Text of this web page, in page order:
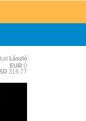
László
EUR:0
:316.77